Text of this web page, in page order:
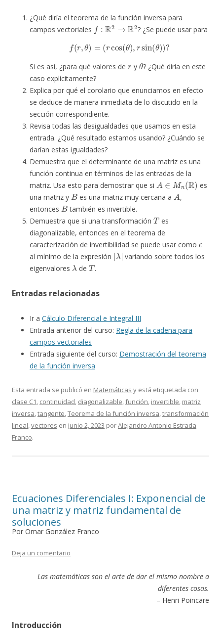
¿Qué diría el teorema de la función inversa para
campos vectoriales
f: R2→ R2
? ¿Se puede usar para
f( r,θ rcos(θ),r sin(θ))?
Si es así, ¿para qué valores de y
θ
? ¿Qué diría en este
caso explícitamente?
Explica por qué el corolario que enunciamos en efecto
se deduce de manera inmediata de lo discutido en la
sección correspondiente.
Revisa todas las desigualdades que usamos en esta
entrada. ¿Qué resultado estamos usando? ¿Cuándo se
darían estas igualdades?
Demuestra que el determinante de una matriz es una
función continua en términos de las entradas de la
matriz. Usa esto para demostrar que si
A∈Mn( R)
es
una matriz y
B
es una matriz muy cercana a
A
,
entonces
B
también es invertible.
Demuestra que si una transformación
T
es
diagonalizable, entonces en el teorema de
caracterización de invertibilidad se puede usar como
al mínimo de la expresión
|
λ|
variando sobre todos los
eigenvalores
λ
de
T
.
Entradas relacionadas
Ir a Cálculo Diferencial e Integral III
Entrada anterior del curso: Regla de la cadena para
campos vectoriales
Entrada siguiente del curso: Demostración del teorema
de la función inversa
Esta entrada se publicó en Matemáticas y está etiquetada con
clase C1, continuidad, diagonalizable,función, invertible, matriz
inversa,tangente,Teorema de la función inversa,transformación
lineal,vectores en junio 2, 2023 porAlejandro Antonio Estrada
Franco.
Ecuaciones Diferenciales I: Exponencial de
una matriz y matriz fundamental de
soluciones
Por Omar González Franco
Deja un comentario
Las matemáticas son el arte de dar el mismo nombre a
diferentes cosas.
– Henri Poincare
Introducción